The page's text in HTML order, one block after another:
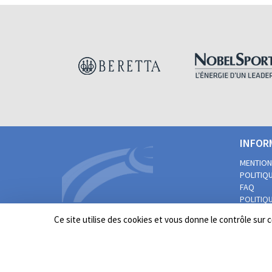
Ce site utilise des cookies et vous donne le contrôle sur
FAQ